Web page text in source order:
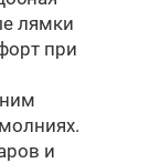
лямки
при
и